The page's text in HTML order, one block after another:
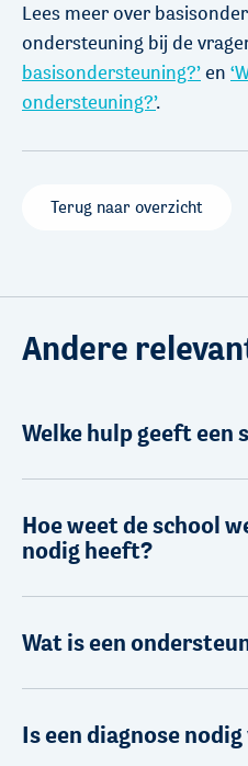
Lees meer over
ondersteuning bij de
basisondersteuning?’en
ondersteuning?’.
Terug naar overzicht
Andere
Welke hulp geeft een
Hoe weet de school
nodig heeft?
Wat is een
Is een diagnose